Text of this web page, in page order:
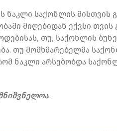
საქონლის მისთვის
მიღებიდან ექვსი თვის
თუ, საქონლის
თუ მომხმარებელმა
ნაკლი არსებობდა